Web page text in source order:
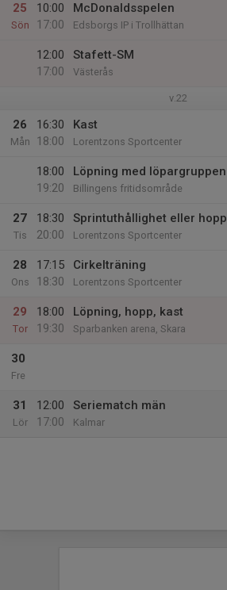
25
Sön
10:00
17:00
McDonaldsspelen
Edsborgs IP i Trollhättan
12:00
17:00
Stafett-SM
Västerås
v.22
26
Mån
16:30
18:00
Kast
Lorentzons Sportcenter
18:00
19:20
Löpning med löpargruppen
Billingens fritidsområde
27
Tis
18:30
20:00
Sprintuthållighet eller hopp
Lorentzons Sportcenter
28
Ons
17:15
18:30
Cirkelträning
Lorentzons Sportcenter
29
Tor
18:00
19:30
Löpning, hopp, kast
Sparbanken arena, Skara
30
Fre
31
Lör
12:00
17:00
Seriematch män
Kalmar